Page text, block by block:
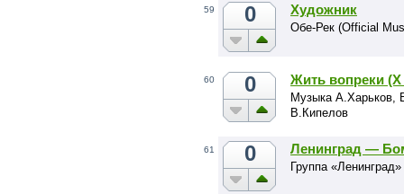
59 0 Художник
Обе-Рек (Official
60 0 Жить вопреки (Х
Музыка А.Харьков,
В.Кипелов
61 0 Ленинград —
Группа «Ленинград»